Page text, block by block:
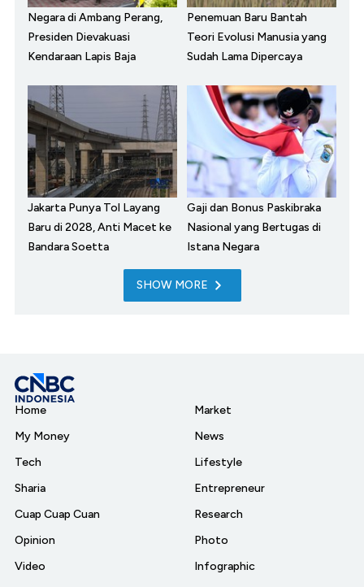
Negara di Ambang Perang,
Presiden Dievakuasi
Kendaraan Lapis Baja
Penemuan Baru Bantah
Teori Evolusi Manusia yang
Sudah Lama Dipercaya
Jakarta Punya Tol Layang
Baru di 2028, Anti Macet ke
Bandara Soetta
Gaji dan Bonus Paskibraka
Nasional yang Bertugas di
Istana Negara
SHOW MORE
Home
My Money
Tech
Sharia
Cuap Cuap Cuan
Opinion
Video
Market
News
Lifestyle
Entrepreneur
Research
Photo
Infographic